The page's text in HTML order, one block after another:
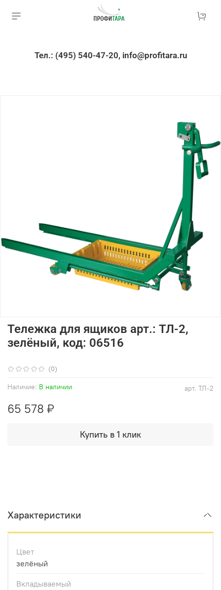
Тел.: (495) 540-47-20, info@profitara.ru
(0)
арт. ТЛ-2
Наличие: В наличии
Тележка для ящиков арт.: ТЛ-2,
зелёный, код: 06516
65 578 ₽
Купить в 1 клик
Характеристики
Цвет
зелёный
Вкладываемый